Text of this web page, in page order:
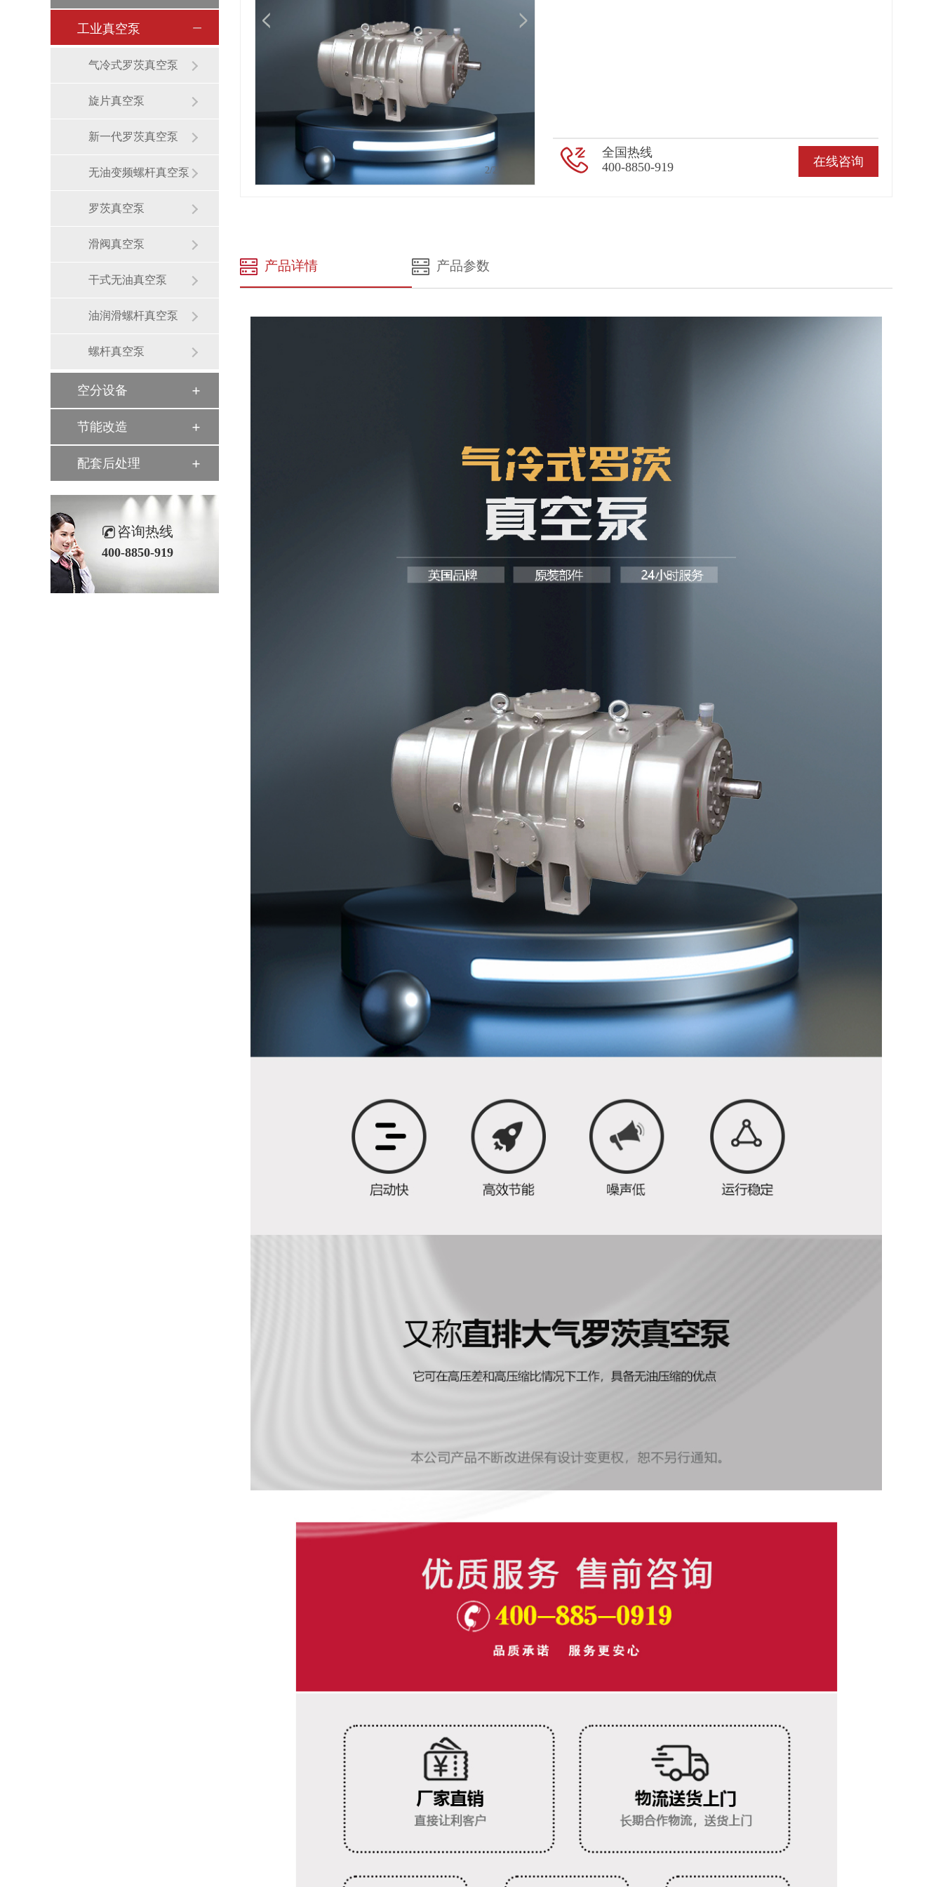
工业真空泵
气冷式罗茨真空泵
旋片真空泵
新一代罗茨真空泵
无油变频螺杆真空泵
罗茨真空泵
滑阀真空泵
干式无油真空泵
油润滑螺杆真空泵
螺杆真空泵
空分设备
节能改造
配套后处理
咨询热线
400-8850-919
1/2
在线咨询
全国热线
400-8850-919
产品详情 产品参数